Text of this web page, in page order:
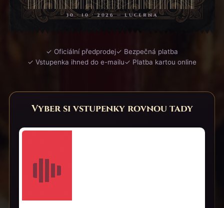
30 · 10 · 2026 — LUCERNA
✓ Oficiální předprodej✓ Bezpečná platba
✓ Vstupenka ihned do e-mailu✓ Platba kartou online
Vyber si vstupenky rovnou tady